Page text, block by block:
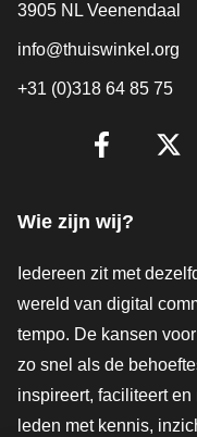
3905 NL Veenendaal
info@thuiswinkel.org
+31 (0)318 64 85 75
Volg je ons al?
Wie zijn wij?
Iedereen zit met
wereld van digital
tempo. De kansen
zo snel als de
inspireert, faciliteert
leden met kennis,